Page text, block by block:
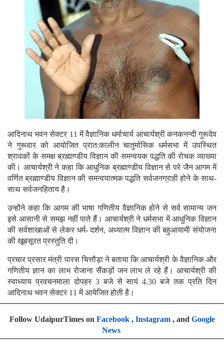
आदिनाथ भवन सेक्टर 11 में वैज्ञानिक धर्माचार्य आचार्यश्री कनकनन्दी गुरूदेव
ने गुरूवार को आयोजित प्रात:कालीन चातुर्मासिक धर्मसभा में उपस्थित
श्रावकों के समक्ष ब्रह्माण्डीय विज्ञान की समन्वयक पद्धति की रोचक व्याख्या
की। आचार्यश्री ने कहा कि आधुनिक ब्रह्माण्डीय विज्ञान से परे जैन आगम में
वर्णित ब्रह्माण्डीय विज्ञान की समन्वयात्मक पद्धति सर्वजनग्राही होने के साथ-
साथ सर्वजनहिताय है।
उन्होंने कहा कि आगम की भाषा गणितीय वैज्ञानिक होने से सर्व सामान्य जन
इसे आसानी से समझ नहीं पाते हैं। आचार्यश्री ने धर्मसभा में आधुनिक विज्ञान
की सर्वशाखाओं से लेकर धर्म- दर्शन, अध्यात्म विज्ञान की बहुआयामी संयोजना
की खूबसूरत प्रस्तुति दी।
प्रचार प्रसार मंत्री पारस चित्तौड़ा ने बताया कि आचार्यश्री के वैज्ञानिक और
गणितीय ज्ञान का लाभ रोजाना सैंकड़ों जन लाभ ले रहे हैं। आचार्यश्री की
स्वाध्याय प्रवचनमाला दोपहर 3 बजे से सायं 4.30 बजे तक प्रति दिन
आदिनाथ भवन सेक्टर 11 में आयेजित होती है।
Follow UdaipurTimes on Facebook, Instagram, and Google
News